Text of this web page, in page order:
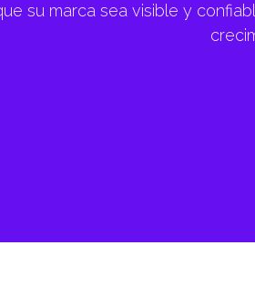
su marca sea visible y